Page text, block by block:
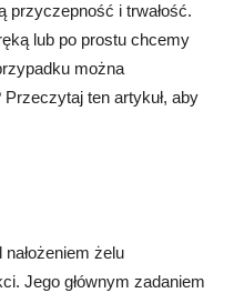
przyczepność i trwałość.
lub po prostu chcemy
można
ten artykuł, aby
żelu
Jego głównym zadaniem